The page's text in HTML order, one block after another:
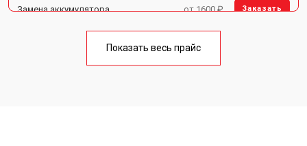
Замена аккумулятора от 1600 ₽ Заказать
от 1800 ₽
Показать весь прайс